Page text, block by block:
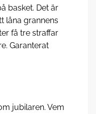
basket. Det är
låna grannens
få tre straffar
Garanterat
jubilaren. Vem